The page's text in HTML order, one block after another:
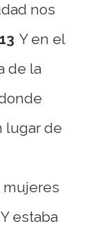
nos
13 Y en el
de la
lugar de
mujeres
Y estaba